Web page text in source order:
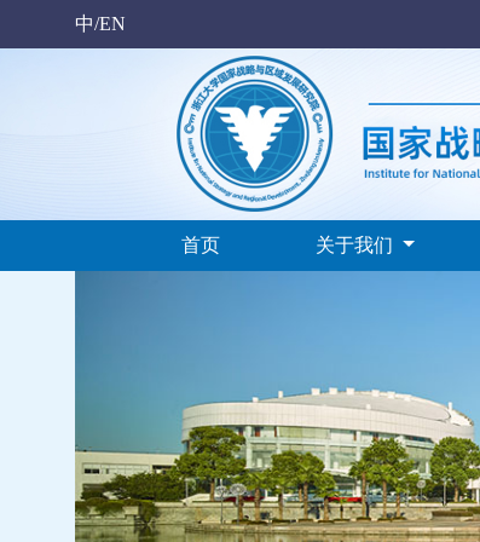
中/EN
首页 关于我们